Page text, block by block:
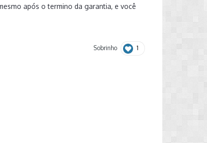
após o termino da garantia, e você
Sobrinho 1